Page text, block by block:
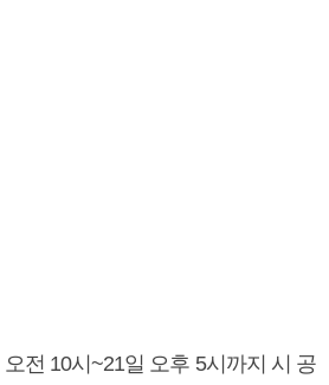
전 10시~21일 오후 5시까지 시 공